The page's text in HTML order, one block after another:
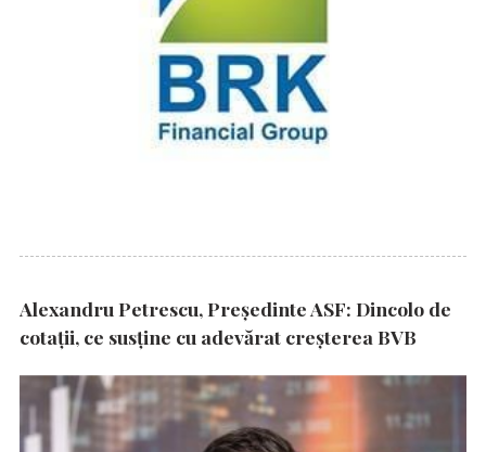
Alexandru Petrescu, Președinte ASF: Dincolo de
cotații, ce susține cu adevărat creșterea BVB